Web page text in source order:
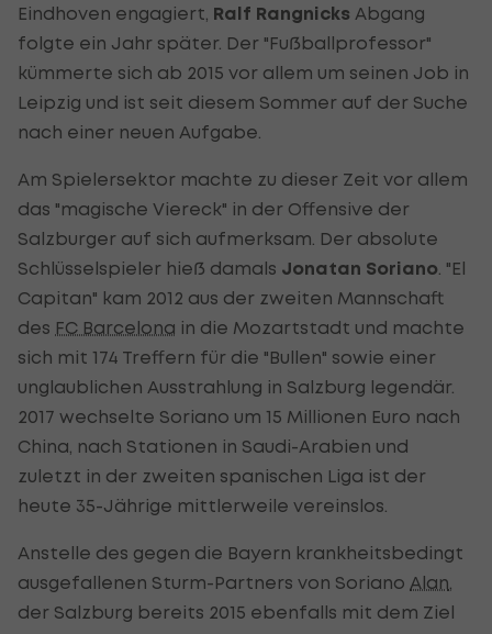
Eindhoven engagiert, Ralf Rangnicks Abgang
folgte ein Jahr später. Der "Fußballprofessor"
kümmerte sich ab 2015 vor allem um seinen Job in
Leipzig und ist seit diesem Sommer auf der Suche
nach einer neuen Aufgabe.
Am Spielersektor machte zu dieser Zeit vor allem
das "magische Viereck" in der Offensive der
Salzburger auf sich aufmerksam. Der absolute
Schlüsselspieler hieß damals Jonatan Soriano . "El
Capitan" kam 2012 aus der zweiten Mannschaft
des FC Barcelona in die Mozartstadt und machte
sich mit 174 Treffern für die "Bullen" sowie einer
unglaublichen Ausstrahlung in Salzburg legendär.
2017 wechselte Soriano um 15 Millionen Euro nach
China, nach Stationen in Saudi-Arabien und
zuletzt in der zweiten spanischen Liga ist der
heute 35-Jährige mittlerweile vereinslos.
Anstelle des gegen die Bayern krankheitsbedingt
ausgefallenen Sturm-Partners von Soriano Alan
der Salzburg bereits 2015 ebenfalls mit dem Ziel